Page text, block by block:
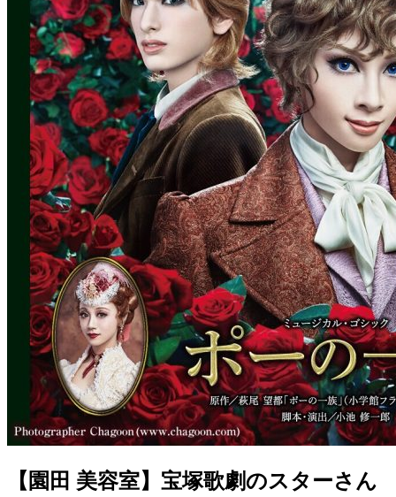
【園田 美容室】宝塚歌劇のスターさん